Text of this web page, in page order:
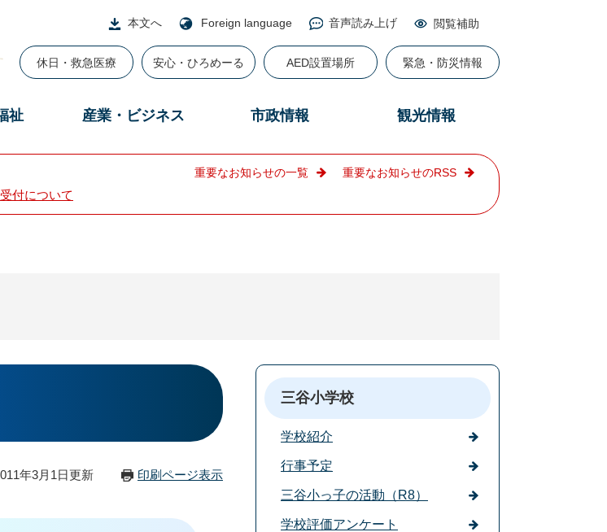
本文へ Foreign language 音声読み上げ 閲覧補助
休日・救急医療 安心・ひろめーる AED設置場所 緊急・防災情報
祉 産業・ビジネス 市政情報 観光情報
付について
重要なお知らせの一覧 重要なお知らせのRSS
年3月1日更新 印刷ページ表示
三谷小学校
学校紹介
行事予定
三谷小っ子の活動（R8）
学校評価アンケート